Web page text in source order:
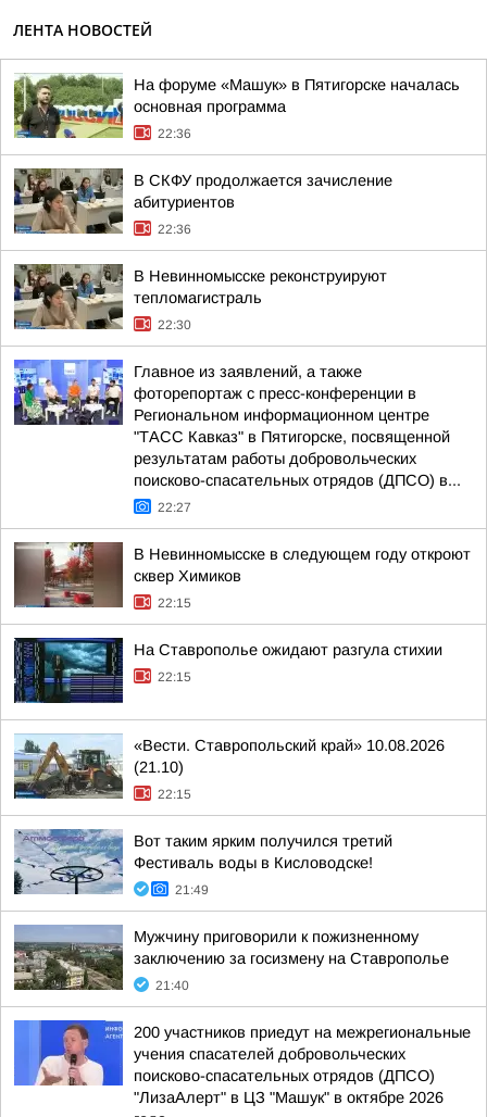
ЛЕНТА НОВОСТЕЙ
На форуме «Машук» в Пятигорске началась
основная программа
22:36
В СКФУ продолжается зачисление
абитуриентов
22:36
В Невинномысске реконструируют
тепломагистраль
22:30
Главное из заявлений, а также
фоторепортаж с пресс-конференции в
Региональном информационном центре
"ТАСС Кавказ" в Пятигорске, посвященной
результатам работы добровольческих
поисково-спасательных отрядов (ДПСО) в...
22:27
В Невинномысске в следующем году откроют
сквер Химиков
22:15
На Ставрополье ожидают разгула стихии
22:15
«Вести. Ставропольский край» 10.08.2026
(21.10)
22:15
Вот таким ярким получился третий
Фестиваль воды в Кисловодске!
21:49
Мужчину приговорили к пожизненному
заключению за госизмену на Ставрополье
21:40
200 участников приедут на межрегиональные
учения спасателей добровольческих
поисково-спасательных отрядов (ДПСО)
"ЛизаАлерт" в ЦЗ "Машук" в октябре 2026